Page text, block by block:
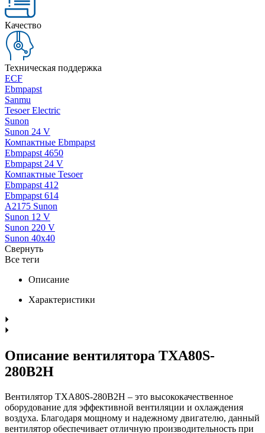
Качество
Техническая поддержка
ECF
Ebmpapst
Sanmu
Tesoer Electric
Sunon
Sunon 24 V
Компактные Ebmpapst
Ebmpapst 4650
Ebmpapst 24 V
Компактные Tesoer
Ebmpapst 412
Ebmpapst 614
A2175 Sunon
Sunon 12 V
Sunon 220 V
Sunon 40x40
Свернуть
Все теги
Описание
Характеристики
Описание вентилятора TXA80S-
280B2H
Вентилятор TXA80S-280B2H – это высококачественное
оборудование для эффективной вентиляции и охлаждения
воздуха. Благодаря мощному и надежному двигателю, данный
вентилятор обеспечивает отличную производительность при